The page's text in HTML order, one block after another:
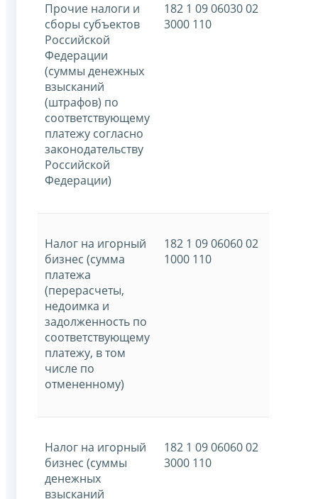
Прочие налоги и
сборы субъектов
Российской
Федерации
(суммы денежных
взысканий
(штрафов) по
соответствующему
платежу согласно
законодательству
Российской
Федерации)
182 1 09 06030 02
3000 110
Налог на игорный
бизнес (сумма
платежа
(перерасчеты,
недоимка и
задолженность по
соответствующему
платежу, в том
числе по
отмененному)
182 1 09 06060 02
1000 110
Налог на игорный
бизнес (суммы
денежных
взысканий
182 1 09 06060 02
3000 110